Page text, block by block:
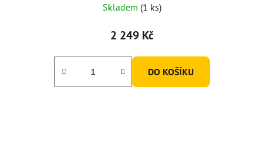
Skladem (1 ks)
2 249 Kč
DO KOŠÍKU